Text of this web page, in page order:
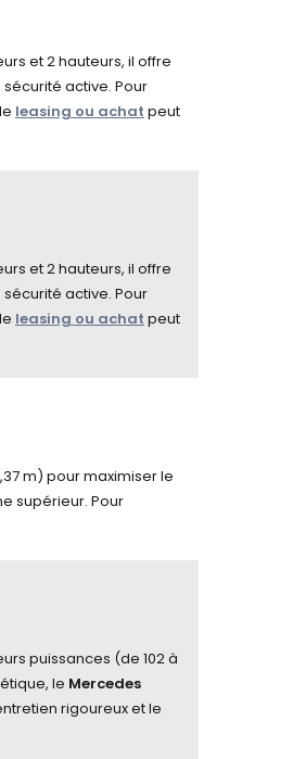
et 2 hauteurs, il offre
active. Pour
leasing ou achat peut
et 2 hauteurs, il offre
active. Pour
leasing ou achat peut
m) pour maximiser le
supérieur. Pour
puissances (de 102 à
le Mercedes
rigoureux et le